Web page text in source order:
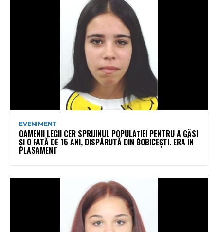
EVENIMENT
OAMENII LEGII CER SPRIJINUL POPULAȚIEI PENTRU A GĂSI
ȘI O FATĂ DE 15 ANI, DISPĂRUTĂ DIN BOBICEȘTI. ERA ÎN
PLASAMENT